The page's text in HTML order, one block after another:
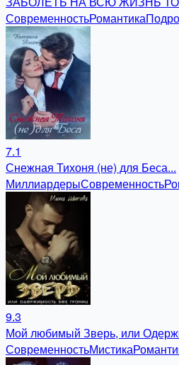
СовременностьРомантика
7.1
Снежная Тихоня (не) для Беса...
МиллиардерыСовременность
9.3
Мой любимый Зверь, или
СовременностьМистика